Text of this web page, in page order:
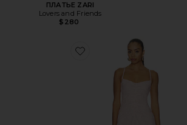
ПЛАТЬЕ ZARI
Lovers and Friends
$280
Favorite ПЛАТЬЕ CAS